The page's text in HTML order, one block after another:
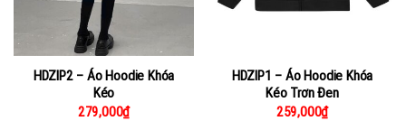
HDZIP2 – Áo Hoodie Khóa
Kéo
279,000₫
HDZIP1 – Áo Hoodie Khóa
Kéo Trơn Đen
259,000₫